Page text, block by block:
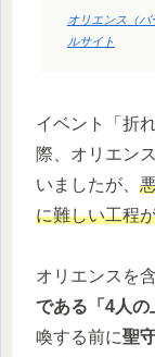
オリエンス（バ
ルサイト
イベント「折
際、オリエン
いましたが、
に難しい工程
オリエンスを
である「4人の
喚する前に聖